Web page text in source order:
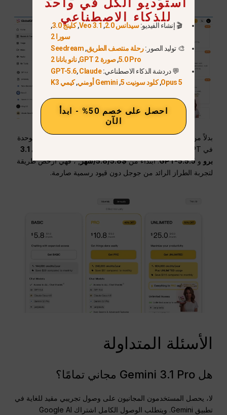
بدلاً من التعامل مع حسابات متفرقة، تتيح لك مساحة العمل الموحدة
في GlobalGPT إجراء التحقق المتبادل للكود باستخدام
جيميني 3.1
برو و GPT-5.5.5. ابتداءً من$5.8/5.8/شهر
, ، فهي أرخص طريقة
لتجربة الطراز الرائد من جوجل دون قيود رسمية صارمة.
الأسئلة المتداولة
هل Gemini 3.1 Pro مجاني تمامًا؟
لا، يحصل المستخدمون المجانيون على وصول تجريبي مقيد للغاية في
تطبيق Gemini. ويتطلب الوصول الكامل اشتراك Google AI
للذكاء الاصطناعي
🎬 إنشاء الفيديو:سيدانس 2.0 ,
Veo 3.1
,كلينج 3.0
,
سورا 2
🎨 توليد الصور:رحلة منتصف الطريق,
Seedream
5.0 Pro
,صورة GPT 2 ,نانو بانانا 2
💬 دردشة الذكاء الاصطناعي:
GPT-5.6,Claude
Opus 5
,كلود سونيت 5 , Gemini أومني ,كيمي K3
احصل على خصم 50% - ابدأ
الآن